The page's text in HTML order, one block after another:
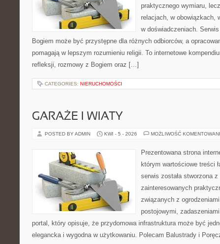
praktycznego wymiaru,
relacjach, w obowiązkach,
w doświadczeniach.
Bogiem może być przystępne dla różnych odbiorców, a
pomagają w lepszym rozumieniu religii. To internetowe
refleksji, rozmowy z Bogiem oraz […]
CATEGORIES: NIERUCHOMOŚCI
GARAŻE I WIATY
POSTED BY ADMIN KWI - 5 - 2026 MOŻLIWOŚĆ
Prezentowana strona
którym wartościowe treści
serwis została stworzona
zainteresowanych
związanych z
postojowymi,
portal, który opisuje, że przydomowa infrastruktura może być
elegancka i wygodna w użytkowaniu. Polecam Balustrady i